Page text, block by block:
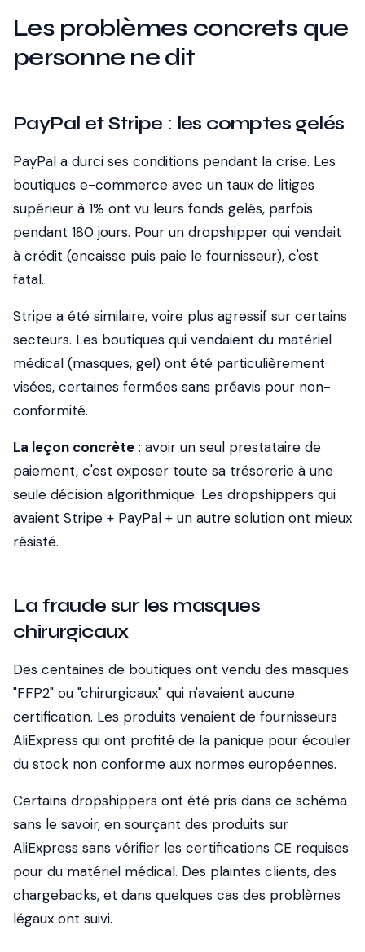
Les problèmes concrets que
personne ne dit
PayPal et Stripe : les comptes gelés
PayPal a durci ses conditions pendant la crise. Les
boutiques e-commerce avec un taux de litiges
supérieur à 1% ont vu leurs fonds gelés, parfois
pendant 180 jours. Pour un dropshipper qui vendait
à crédit (encaisse puis paie le fournisseur), c'est
fatal.
Stripe a été similaire, voire plus agressif sur certains
secteurs. Les boutiques qui vendaient du matériel
médical (masques, gel) ont été particulièrement
visées, certaines fermées sans préavis pour non-
conformité.
La leçon concrète : avoir un seul prestataire de
paiement, c'est exposer toute sa trésorerie à une
seule décision algorithmique. Les dropshippers qui
avaient Stripe + PayPal + un autre solution ont mieux
résisté.
La fraude sur les masques
chirurgicaux
Des centaines de boutiques ont vendu des masques
"FFP2" ou "chirurgicaux" qui n'avaient aucune
certification. Les produits venaient de fournisseurs
AliExpress qui ont profité de la panique pour écouler
du stock non conforme aux normes européennes.
Certains dropshippers ont été pris dans ce schéma
sans le savoir, en sourçant des produits sur
AliExpress sans vérifier les certifications CE requises
pour du matériel médical. Des plaintes clients, des
chargebacks, et dans quelques cas des problèmes
légaux ont suivi.